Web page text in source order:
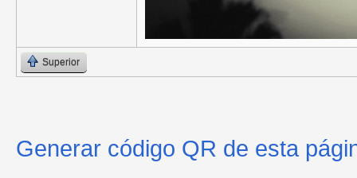
Superior
Generar código QR de esta